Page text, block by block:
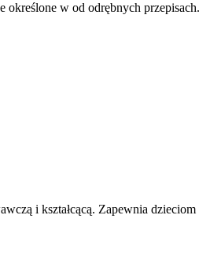
w od odrębnych przepisach.
i kształcącą. Zapewnia